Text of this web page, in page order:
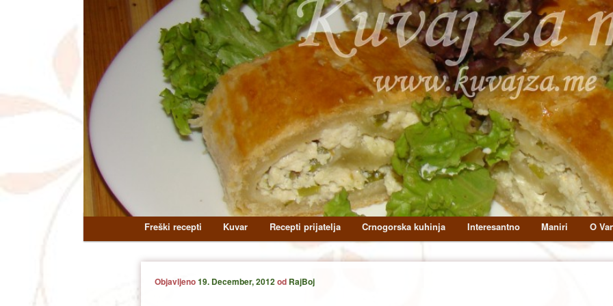
Main
Skip
to
Skip
to
Freški recepti Kuvar Recepti prijatelja Crnogorska kuhinja Interesantno Maniri O
Objavljeno19. December, 2012od RajBoj